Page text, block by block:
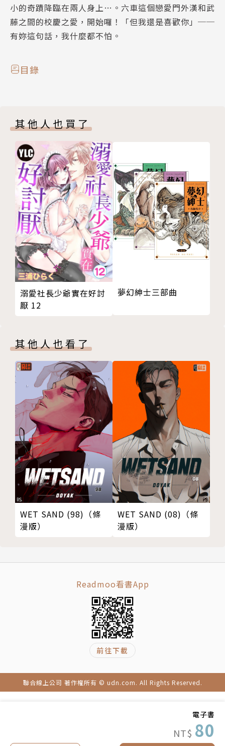
電子書
NT$ 80
小的奇蹟降臨在兩人身上…。六車這個戀愛門外漢和武
藤之間的校慶之愛，開始囉！「但我還是喜歡你」──
有妳這句話，我什麼都不怕。
目錄
其他人也買了
溺愛社長少爺實在好討
厭 12
夢幻紳士三部曲
其他人也看了
WET SAND (98)（條
漫版）
WET SAND (08)（條
漫版）
Readmoo看書App
前往下載
聯合線上公司 著作權所有 © udn.com. All Rights Reserved.